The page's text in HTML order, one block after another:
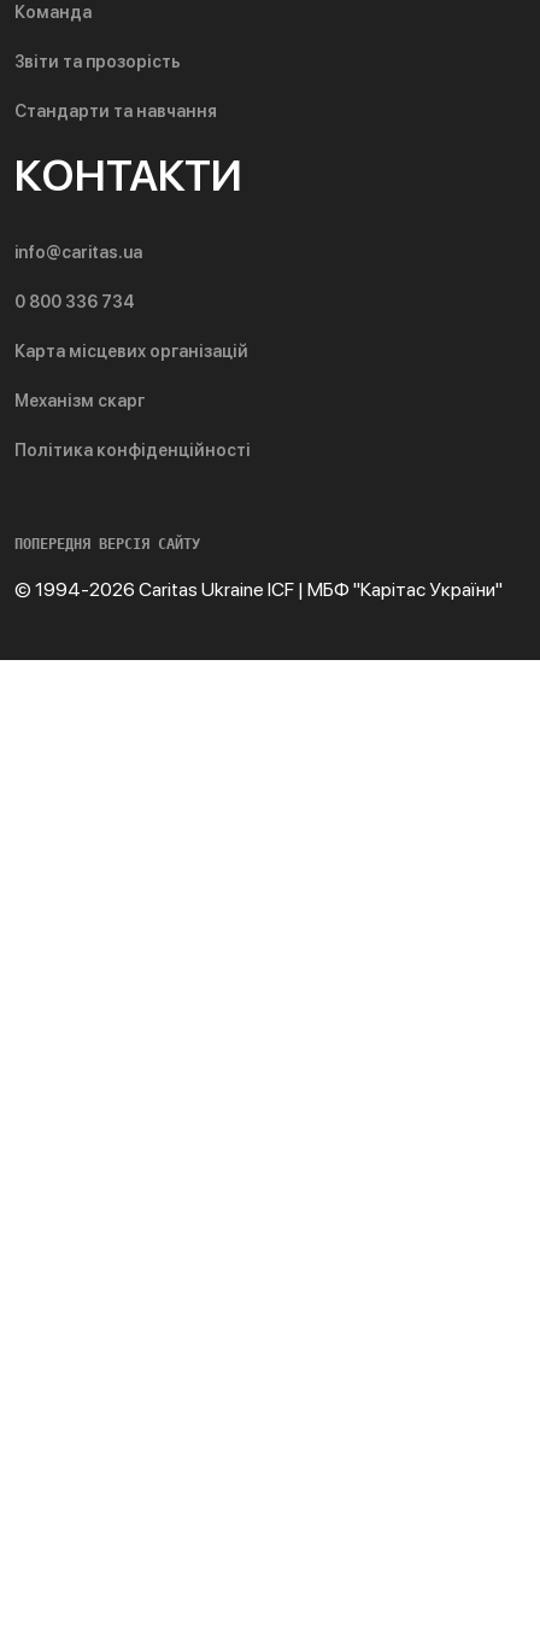
Команда
Звіти та прозорість
Стандарти та навчання
КОНТАКТИ
info@caritas.ua
0 800 336 734
Карта місцевих організацій
Механізм скарг
Політика конфіденційності
ПОПЕРЕДНЯ ВЕРСІЯ САЙТУ
© 1994-2026 Caritas Ukraine ICF | МБФ "Карітас України"